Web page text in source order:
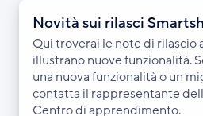
Novità sui rilasci
Qui troverai le note di rilascio
illustrano nuove funzionalità.
una nuova funzionalità o un
contatta il rappresentante
Centro di apprendimento.